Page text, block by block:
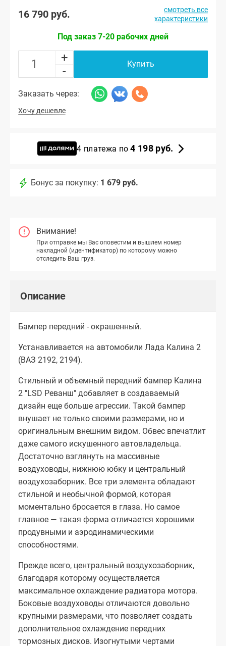
16 790 руб.
смотреть все
характеристики
Под заказ 7-20 рабочих дней
+
-
Купить
Заказать через:
Хочу дешевле
4 платежа по4 198 руб.
Бонус за покупку: 1 679 руб.
Внимание!
При отправке мы Вас оповестим и вышлем номер
накладной (идентификатор) по которому можно
отследить Ваш груз.
Описание
Бампер передний - окрашенный.
Устанавливается на автомобили Лада Калина 2
(ВАЗ 2192, 2194).
Стильный и объемный передний бампер Калина
2 "LSD Реванш" добавляет в создаваемый
дизайн еще больше агрессии. Такой бампер
внушает не только своими размерами, но и
оригинальным внешним видом. Обвес впечатлит
даже самого искушенного автовладельца.
Достаточно взглянуть на массивные
воздуховоды, нижнюю юбку и центральный
воздухозаборник. Все три элемента обладают
стильной и необычной формой, которая
моментально бросается в глаза. Но самое
главное — такая форма отличается хорошими
продувными и аэродинамическими
способностями.
Прежде всего, центральный воздухозаборник,
благодаря которому осуществляется
максимальное охлаждение радиатора мотора.
Боковые воздуховоды отличаются довольно
крупными размерами, что позволяет создать
дополнительное охлаждение передних
тормозных дисков. Изогнутыми чертами